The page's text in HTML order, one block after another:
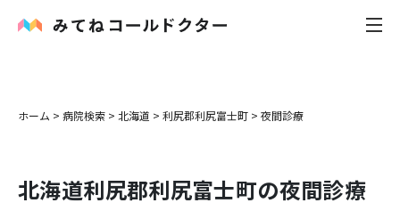
内科
花粉症
ホーム > 病院検索 > 北海道 > 利尻郡利尻富士町 > 夜間診療
北海道利尻郡利尻富士町の夜間診療